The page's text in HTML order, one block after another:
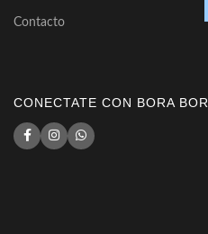
Contacto
CONECTATE CON BORA